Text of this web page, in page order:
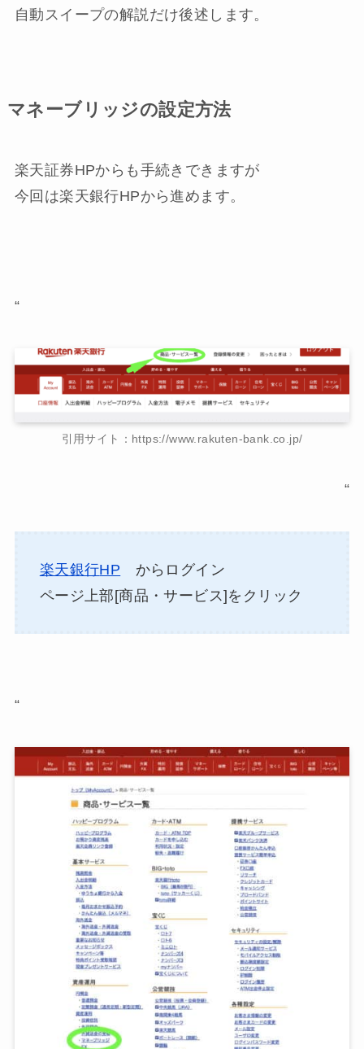
自動スイープの解説だけ後述します。
マネーブリッジの設定方法
楽天証券HPからも手続きできますが
今回は楽天銀行HPから進めます。
“
引用サイト：https://www.rakuten-bank.co.jp/
“
楽天銀行HP からログイン
ページ上部[商品・サービス]をクリック
“